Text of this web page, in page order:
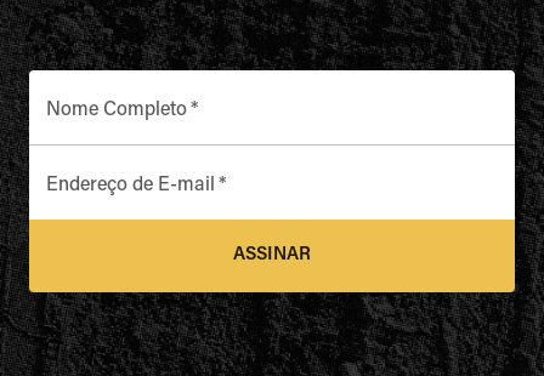
Nome Completo*
Endereço de E-mail *
ASSINAR